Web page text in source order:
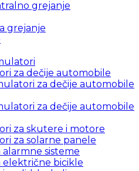
grejanje
grejanje
za dečije automobile
za dečije automobile
za dečije automobile
za skutere i motore
za solarne panele
alarmne sisteme
električne bicikle